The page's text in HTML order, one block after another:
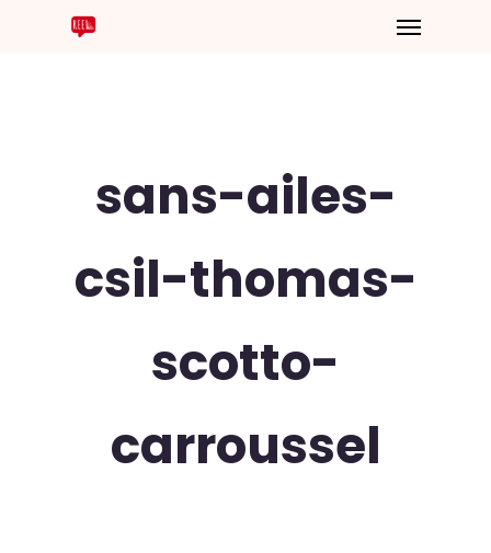
sans-ailes-
csil-thomas-
scotto-
carroussel